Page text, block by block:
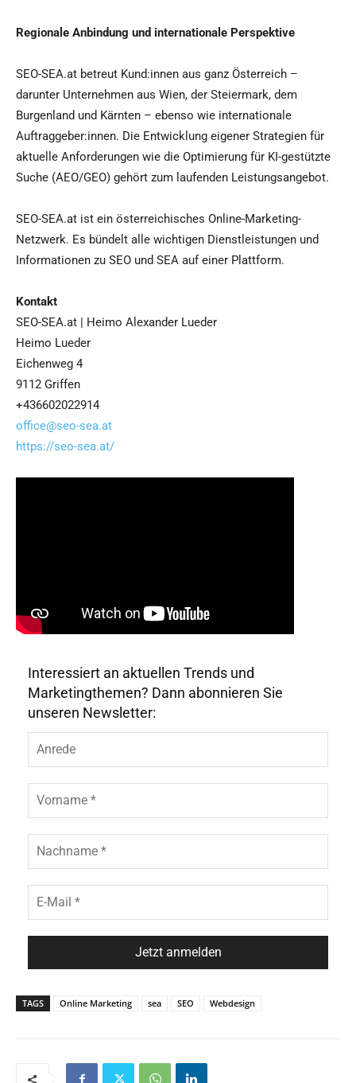
Regionale Anbindung und internationale Perspektive
SEO-SEA.at betreut Kund:innen aus ganz Österreich –
darunter Unternehmen aus Wien, der Steiermark, dem
Burgenland und Kärnten – ebenso wie internationale
Auftraggeber:innen. Die Entwicklung eigener Strategien für
aktuelle Anforderungen wie die Optimierung für KI-gestützte
Suche (AEO/GEO) gehört zum laufenden Leistungsangebot.
SEO-SEA.at ist ein österreichisches Online-Marketing-
Netzwerk. Es bündelt alle wichtigen Dienstleistungen und
Informationen zu SEO und SEA auf einer Plattform.
Kontakt
SEO-SEA.at | Heimo Alexander Lueder
Heimo Lueder
Eichenweg 4
9112 Griffen
+436602022914
office@seo-sea.at
https://seo-sea.at/
Interessiert an aktuellen Trends und
Marketingthemen? Dann abonnieren Sie
unseren Newsletter:
TAGS Online Marketing sea SEO Webdesign